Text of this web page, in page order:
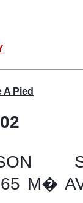
Pied
M�